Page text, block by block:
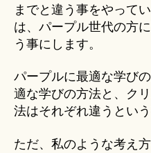
までと違う事をやって
は、パープル世代の方
う事にします。
パープルに最適な学び
適な学びの方法と、ク
法はそれぞれ違うという
ただ、私のような考え